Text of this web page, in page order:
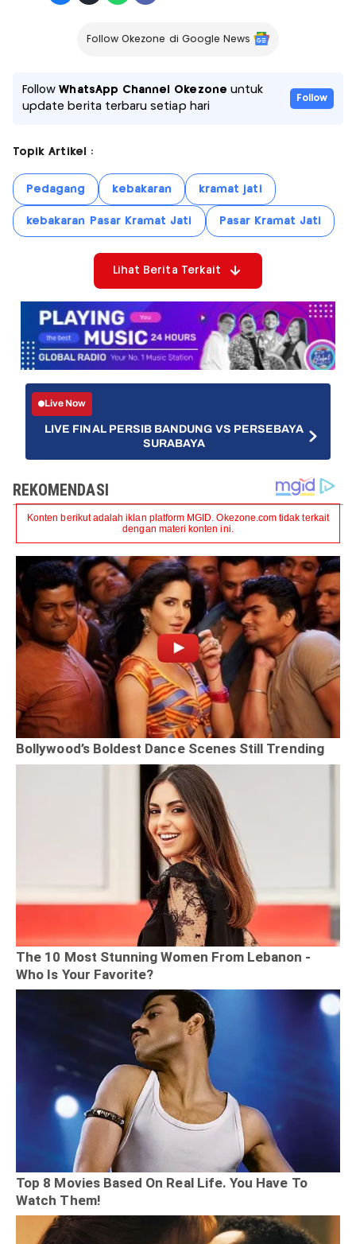
Follow Okezone di Google News
FollowWhatsApp Channel Okezone untuk
update berita terbaru setiap hari
Follow
Topik Artikel :
Pedagang kebakaran kramat jati
kebakaran Pasar Kramat Jati Pasar Kramat Jati
Lihat Berita Terkait
Live Now
LIVE FINAL PERSIB BANDUNG VS PERSEBAYA
SURABAYA